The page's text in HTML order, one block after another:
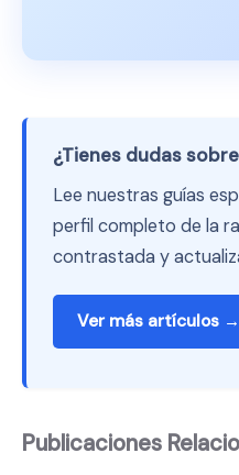
¿Tienes dudas
Lee nuestras guías
perfil completo de la
contrastada y
Ver más artículos →
Publicaciones